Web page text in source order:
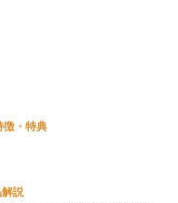
・特典
説